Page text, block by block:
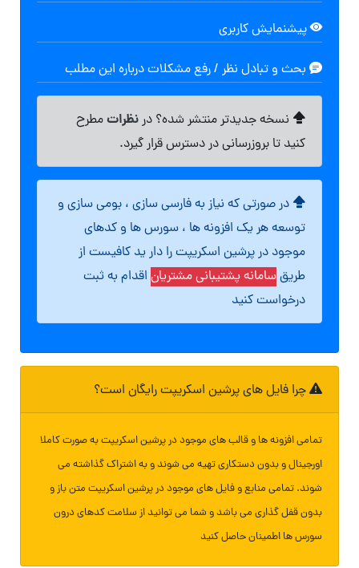
پیشنمایش کاربری
بحث و تبادل نظر / رفع مشکلات درباره این مطلب
نسخه جدیدتر منتشر شده؟ درنظراتمطرح
کنید تا بروزرسانی در دسترس قرار گیرد.
در صورتی که نیاز به فارسی سازی ، بومی سازی و
توسعه هر یک افزونه ها ، سورس ها و کدهای
موجود در پرشین اسکریپت را دار ید کافیست از
طریقسامانه پشتیبانی مشتریان اقدام به ثبت
درخواست کنید
چرا فایل های پرشین اسکریپت رایگان است؟
تمامی افزونه ها و قالب های موجود در پرشین اسکریپت به صورت کاملا
اورجینال و بدون دستکاری تهیه می شوند و به اشتراک گذاشته می
شوند. تمامی منابع و فایل های موجود در پرشین اسکریپت متن باز و
بدون قفل گذاری می باشد و شما می توانید از سلامت کدهای درون
سورس ها اطمینان حاصل کنید